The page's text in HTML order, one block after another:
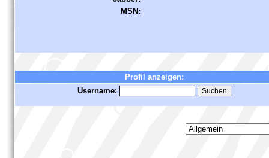
MSN:
Profil anzeigen:
Username: